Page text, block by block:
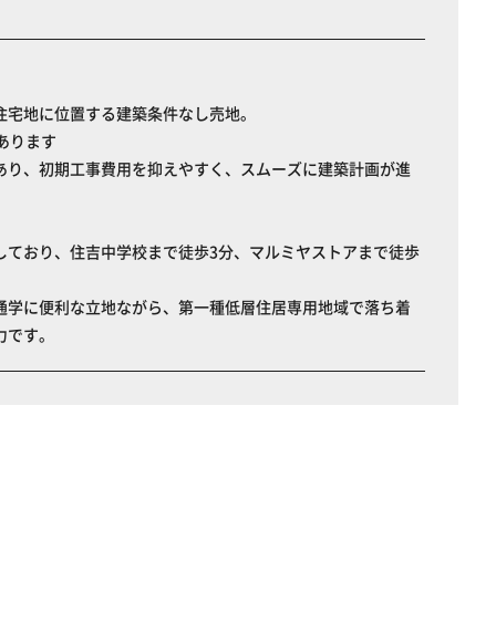
地に位置する建築条件なし売地。
ります
り、初期工事費用を抑えやすく、スムーズに建築計画が進
ており、住吉中学校まで徒歩3分、マルミヤストアまで徒歩
学に便利な立地ながら、第一種低層住居専用地域で落ち着
す。